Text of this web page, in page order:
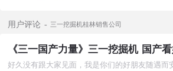
用户评论 三一挖掘机桂林销售公司
《三一国产力量》三一挖掘机 国产